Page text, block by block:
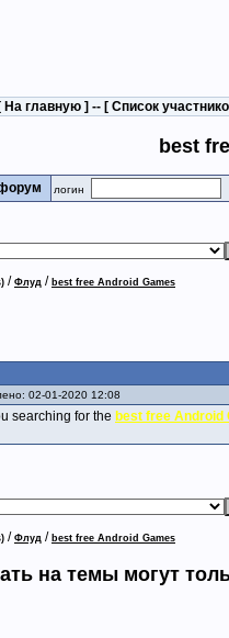
[ На главную ] -- [ Список
best
логин
/ Флуд / best free Android Games
02-01-2020 12:08
searching for the best free Android
/ Флуд / best free Android Games
на темы могут